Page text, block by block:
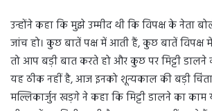
उन्होंने कहा कि मुझे उम्मीद थी कि विपक्ष के नेता
जांच हो। कुछ बातें पक्ष में आती हैं, कुछ बातें विपक्ष में
तो आप बड़ी बात करते हो और कुछ पर मिट्टी डालने
यह ठीक नहीं है, आज इनको शून्यकाल की बड़ी चिंता
मल्लिकार्जुन खड़गे ने कहा कि मिट्टी डालने का